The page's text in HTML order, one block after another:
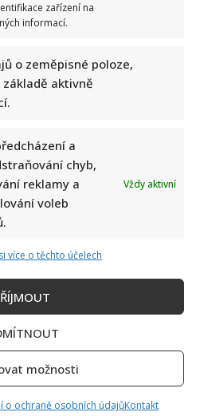
zařízení na
informací.
o zeměpisné poloze,
aktivně
a
chyb,
reklamy a
voleb
Vždy aktivní
více o těchto účelech
možnosti
o ochraně osobních údajůKontakt